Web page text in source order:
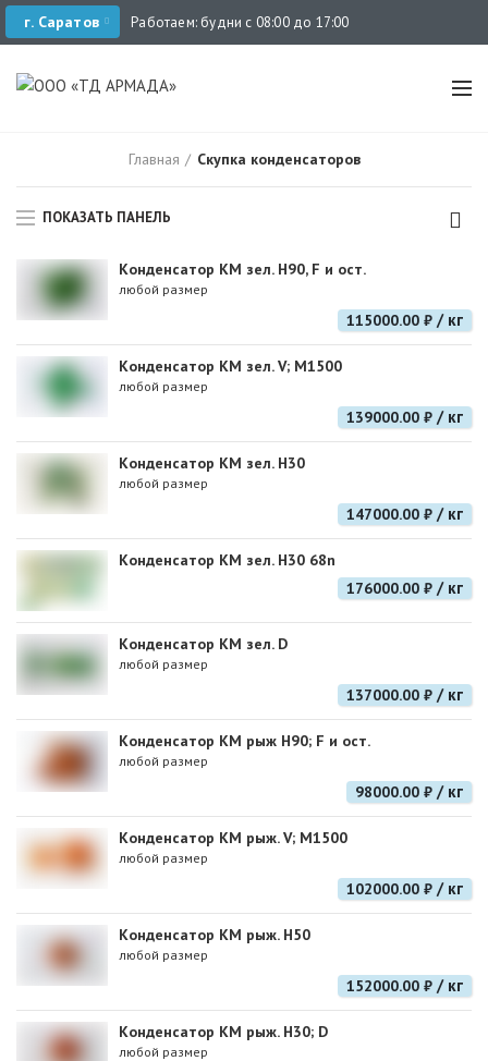
г. Саратов Работаем: будни с 08:00 до 17:00
Главная Скупка конденсаторов
ПОКАЗАТЬ ПАНЕЛЬ
Конденсатор КМ зел. Н90, F и ост.
любой размер
115000.00 ₽ / кг
Конденсатор КМ зел. V; М1500
любой размер
139000.00 ₽ / кг
Конденсатор КМ зел. Н30
любой размер
147000.00 ₽ / кг
Конденсатор КМ зел. Н30 68n
176000.00 ₽ / кг
Конденсатор КМ зел. D
любой размер
137000.00 ₽ / кг
Конденсатор КМ рыж Н90; F и ост.
любой размер
98000.00 ₽ / кг
Конденсатор КМ рыж. V; M1500
любой размер
102000.00 ₽ / кг
Конденсатор КМ рыж. Н50
любой размер
152000.00 ₽ / кг
Конденсатор КМ рыж. H30; D
любой размер